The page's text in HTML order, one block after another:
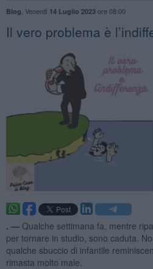
Blog Venerdì 14 Luglio 2023ore 08:00
​Il vero problema è
. — Qualche settimana fa, mentre
per tornare in studio, sono caduta.
qualche sbuccio di infantile
rimasta molto male.